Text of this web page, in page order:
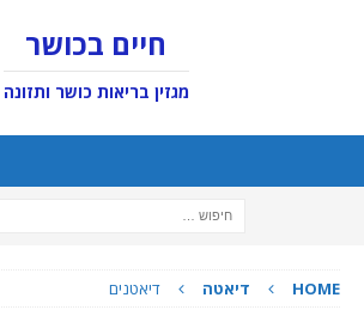
חיים בכושר
מגזין בריאות כושר ותזונה
HOME דיאטה דיאטנים